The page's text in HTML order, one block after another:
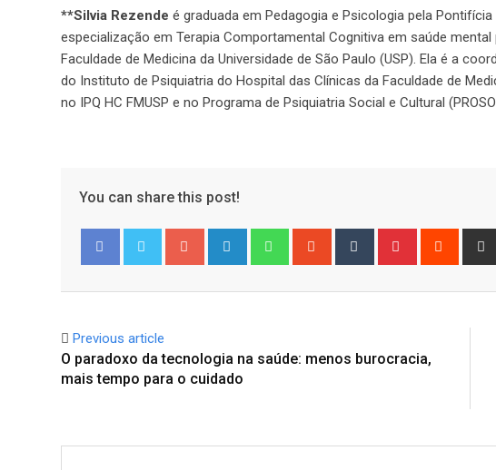
**Silvia Rezende é graduada em Pedagogia e Psicologia pela
especialização em Terapia Comportamental Cognitiva em saúde
Faculdade de Medicina da Universidade de São Paulo (USP). Ela é a
do Instituto de Psiquiatria do Hospital das Clínicas da Faculdade de
no IPQ HC FMUSP e no Programa de Psiquiatria Social e Cultural
You can share this post!
Google+ LinkedIn WhatsappStumbleUpon
Tumblr Pinterest Reddit
Previous article
O paradoxo da tecnologia na saúde: menos burocracia,
mais tempo para o cuidado